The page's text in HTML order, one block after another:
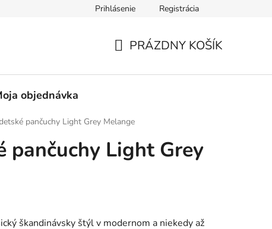
Pravidlá ochrany osobných údajov
Prihlásenie Registrácia
PRÁZDNY KOŠÍK
objednávka
pančuchy Light Grey Melange
pančuchy Light Grey
škandinávsky štýl v modernom a niekedy až